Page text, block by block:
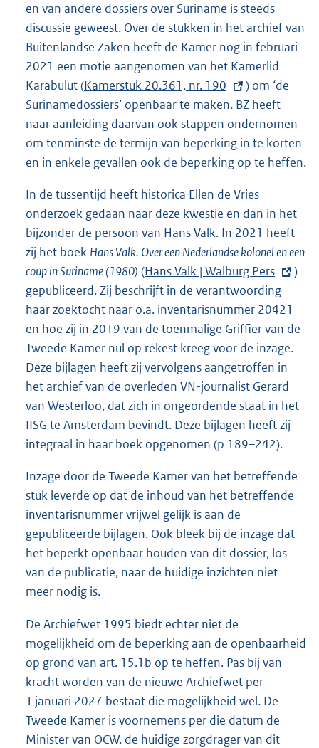
en van andere dossiers over Suriname is steeds
discussie geweest. Over de stukken in het archief van
Buitenlandse Zaken heeft de Kamer nog in februari
2021 een motie aangenomen van het Kamerlid
Karabulut (E
x
t
e
r
e
l
i
n
k
:
Kamerstuk 20.361, nr. 190
) om ‘de
Surinamedossiers’ openbaar te maken. BZ heeft
naar aanleiding daarvan ook stappen ondernomen
om tenminste de termijn van beperking in te korten
en in enkele gevallen ook de beperking op te heffen.
In de tussentijd heeft historica Ellen de Vries
onderzoek gedaan naar deze kwestie en dan in het
bijzonder de persoon van Hans Valk. In 2021 heeft
zij het boek Hans Valk. Over een Nederlandse kolonel en een
coup in Suriname (1980) (E
x
t
e
r
n
e
l
i
n
:
Hans Valk | Walburg Pers
)
gepubliceerd. Zij beschrijft in de verantwoording
haar zoektocht naar o.a. inventarisnummer 20421
en hoe zij in 2019 van de toenmalige Griffier van de
Tweede Kamer nul op rekest kreeg voor de inzage.
Deze bijlagen heeft zij vervolgens aangetroffen in
het archief van de overleden VN-journalist Gerard
van Westerloo, dat zich in ongeordende staat in het
IISG te Amsterdam bevindt. Deze bijlagen heeft zij
integraal in haar boek opgenomen (p 189–242).
Inzage door de Tweede Kamer van het betreffende
stuk leverde op dat de inhoud van het betreffende
inventarisnummer vrijwel gelijk is aan de
gepubliceerde bijlagen. Ook bleek bij de inzage dat
het beperkt openbaar houden van dit dossier, los
van de publicatie, naar de huidige inzichten niet
meer nodig is.
De Archiefwet 1995 biedt echter niet de
mogelijkheid om de beperking aan de openbaarheid
op grond van art. 15.1b op te heffen. Pas bij van
kracht worden van de nieuwe Archiefwet per
1 januari 2027 bestaat die mogelijkheid wel. De
Tweede Kamer is voornemens per die datum de
Minister van OCW, de huidige zorgdrager van dit